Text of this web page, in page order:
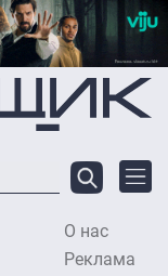
О нас
Реклама